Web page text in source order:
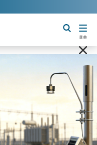
切换搜索
菜单